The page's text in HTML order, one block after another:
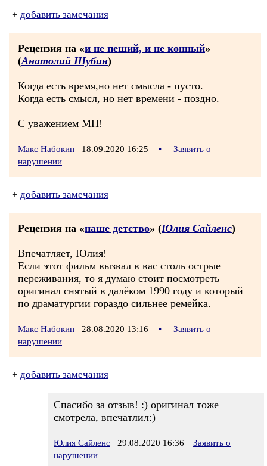
+ добавить замечания
Рецензия на «и не пеший, и не конный»
(Анатолий Шубин)
Когда есть время,но нет смысла - пусто.
Когда есть смысл, но нет времени - поздно.
С уважением МН!
Макс Набокин 18.09.2020 16:25 •
Заявить о
нарушении
+ добавить замечания
Рецензия на «наше детство» (Юлия Сайленс)
Впечатляет, Юлия!
Если этот фильм вызвал в вас столь острые
переживания, то я думаю стоит посмотреть
оригинал снятый в далёком 1990 году и который
по драматургии гораздо сильнее ремейка.
Макс Набокин 28.08.2020 13:16 •
Заявить о
нарушении
+ добавить замечания
Спасибо за отзыв! :) оригинал тоже
смотрела, впечатлил:)
Юлия Сайленс 29.08.2020 16:36
Заявить о
нарушении